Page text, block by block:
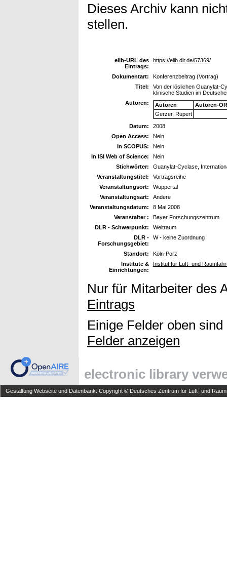
Dieses Archiv kann
stellen.
elib-URL des
Eintrags:
https://elib.dlr.de/57369/
Dokumentart:
Konferenzbeitrag (Vortrag)
Titel:
Von der löslichen Guanylat-
klinische Studien im
Autoren:
Autoren
Autoren-
Gerzer, Rupert
Datum:
2008
Open Access:
Nein
In SCOPUS:
Nein
In ISI Web of Science:
Nein
Stichwörter:
Guanylat-Cyclase,
Veranstaltungstitel:
Vortragsreihe
Veranstaltungsort:
Wuppertal
Veranstaltungsart:
Andere
Veranstaltungsdatum:
8 Mai 2008
Veranstalter :
Bayer Forschungszentrum
DLR - Schwerpunkt:
Weltraum
DLR -
Forschungsgebiet:
W - keine Zuordnung
Standort:
Köln-Porz
Institute &
Einrichtungen:
Institut für Luft- und
Nur für Mitarbeiter des
Eintrags
Einige Felder oben
Felder anzeigen
electronic library
Gestaltung Webseite und Datenbank: Copyright © Deutsches Zentrum für Luft- und